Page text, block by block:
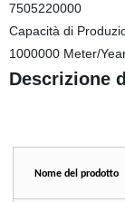
7505220000
Capacità di
1000000 Meter/
Descrizione
Nome del prodotto